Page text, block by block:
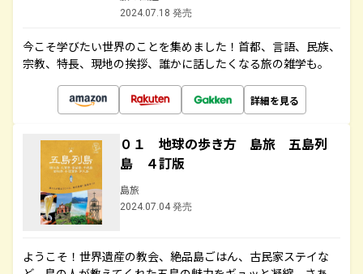
2024.07.18 発売
今こそ学びたい世界のことを集めました！首都、言語、民族、
宗教、特長、現地の挨拶、誰かに話したくなる旅の雑学も。
詳細を見る
０１ 地球の歩き方 島旅 五島列
島 ４訂版
島旅
2024.07.04 発売
ようこそ！世界遺産の教会、絶品島ごはん、古民家ステイな